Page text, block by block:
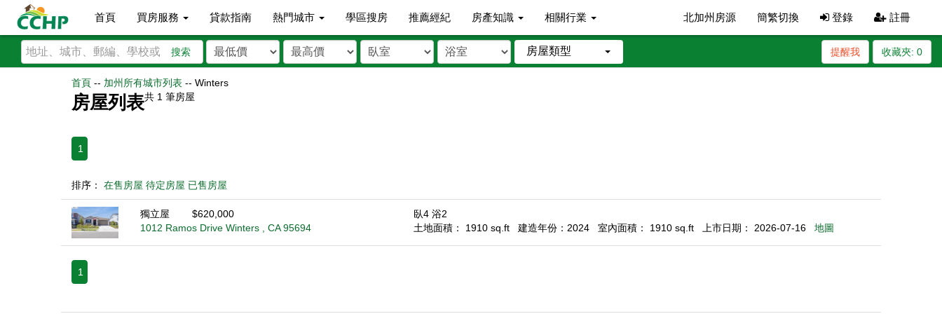
首頁 買房服務 貸款指南 熱門城市 學區搜房 推薦經紀 房產知識 相關行業 北加州房源 簡繁切換 登錄 註冊
搜索 房屋類型 收藏夾: 0
提醒我
首頁 -- 加州所有城市列表 -- Winters
房屋列表共 1 筆房屋
1
排序： 在售房屋 待定房屋 已售房屋
獨立屋
$620,000
1012 Ramos Drive Winters , CA 95694
臥4 浴2
土地面積： 1910 sq.ft
建造年份：2024 室內面積： 1910 sq.ft 上市日期： 2026-07-16 地圖
1